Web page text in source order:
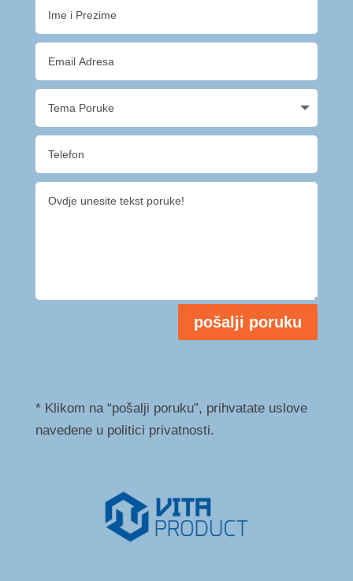
pošalji poruku
* Klikom na “pošalji poruku”, prihvatate uslove
navedene u politici privatnosti.